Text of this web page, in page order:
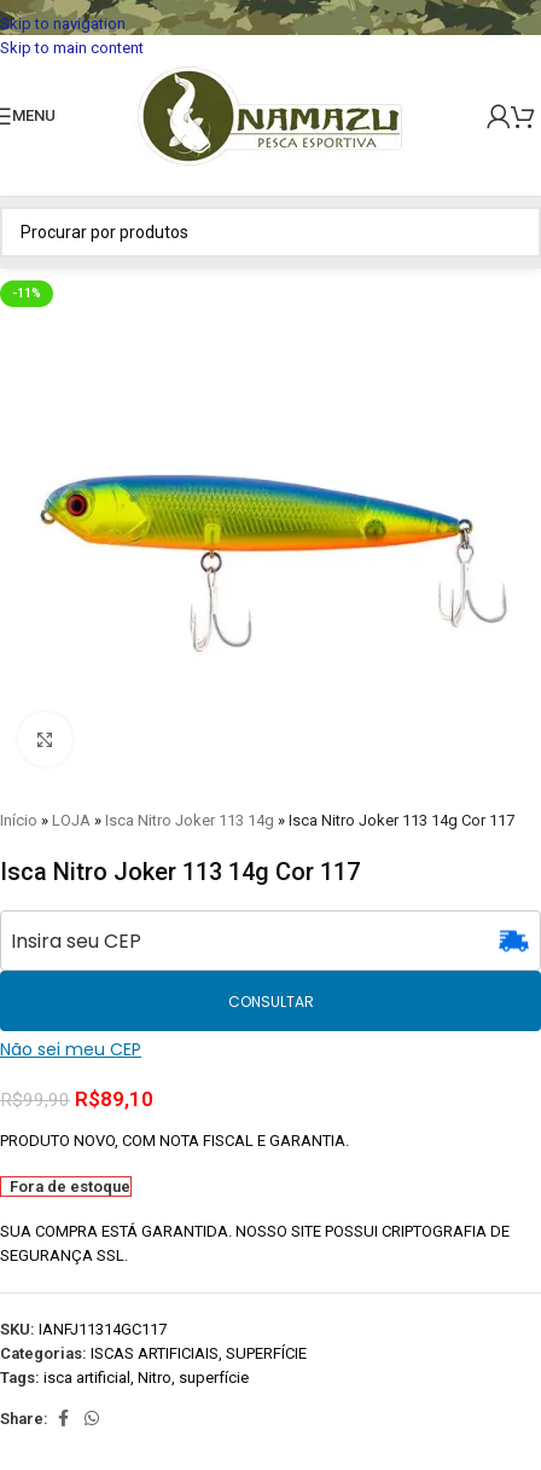
Skip to navigation
Skip to main content
MENU
-11%
Início » LOJA » Isca Nitro Joker 113 14g » Isca Nitro Joker 113 14g Cor 117
Isca Nitro Joker 113 14g Cor 117
CONSULTAR
Não sei meu CEP
R$99,90 R$89,10
PRODUTO NOVO, COM NOTA FISCAL E GARANTIA.
Fora de estoque
SUA COMPRA ESTÁ GARANTIDA. NOSSO SITE POSSUI CRIPTOGRAFIA DE
SEGURANÇA SSL.
SKU: IANFJ11314GC117
Categorias: ISCAS ARTIFICIAIS, SUPERFÍCIE
Tags: isca artificial , Nitro, superfície
Share: